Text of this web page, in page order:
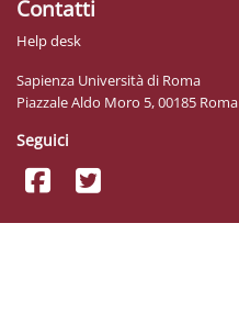
Contatti
Help desk
Sapienza Università di Roma
Piazzale Aldo Moro 5, 00185 Roma
Seguici